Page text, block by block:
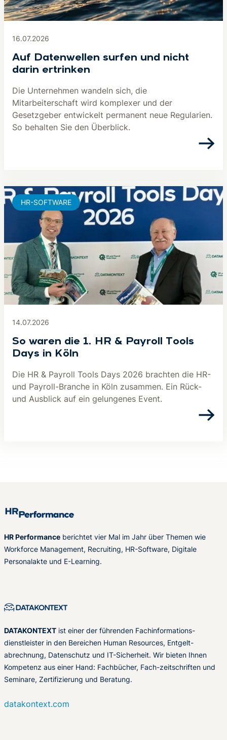
16.07.2026
Auf Datenwellen surfen und nicht
darin ertrinken
Die Unternehmen wandeln sich, die
Mitarbeiterschaft wird komplexer und der
Gesetzgeber entwickelt permanent neue Regularien.
So behalten Sie den Überblick.
14.07.2026
So waren die 1. HR & Payroll Tools
Days in Köln
Die HR & Payroll Tools Days 2026 brachten die HR-
und Payroll-Branche in Köln zusammen. Ein Rück-
und Ausblick auf ein gelungenes Event.
HR-SOFTWARE
HR Performance berichtet vier Mal im Jahr über Themen wie
Workforce Management, Recruiting, HR-Software, Digitale
Personalakte und E-Learning.
DATAKONTEXT ist einer der führenden Fachinformations-
dienstleister in den Bereichen Human Resources, Entgelt-
abrechnung, Datenschutz und IT-Sicherheit. Wir bieten Ihnen
Kompetenz aus einer Hand: Fachbücher, Fach-zeitschriften und
Seminare, Zertifizierung und Beratung.
datakontext.com